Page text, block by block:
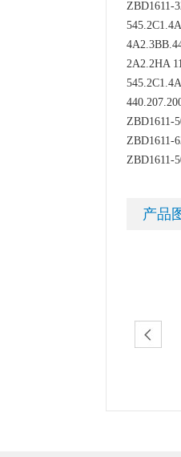
ZBD1611-
2A2.2HA
ZBD1611-
ZBD1611-
ZBD1611-
产品